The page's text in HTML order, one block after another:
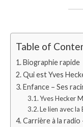
Table of
Biographie rapide
Qui est Yves
Enfance – Ses
Yves Hecker
Le lien avec la
Carrière à la